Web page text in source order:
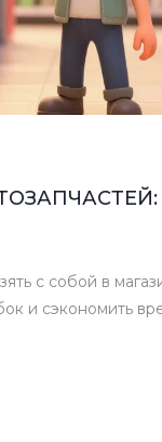
с собой в
и сэкономить